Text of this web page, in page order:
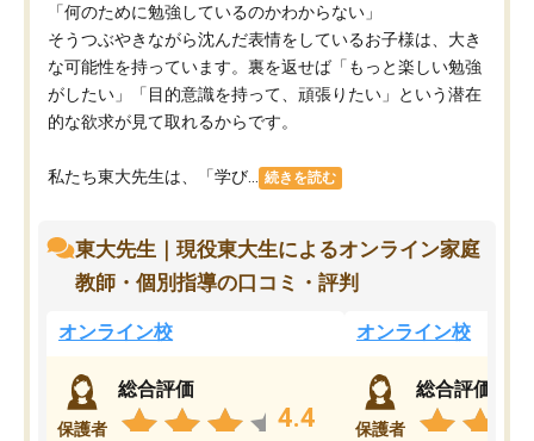
「何のために勉強しているのかわからない」
そうつぶやきながら沈んだ表情をしているお子様は、大き
な可能性を持っています。裏を返せば「もっと楽しい勉強
がしたい」「目的意識を持って、頑張りたい」という潜在
的な欲求が見て取れるからです。
私たち東大先生は、「学び... 続きを読む
東大先生｜現役東大生によるオンライン家庭
教師・個別指導の口コミ・評判
オンライン校
保護者
総合評価
4.4
オンライン校
保護者
総合評価